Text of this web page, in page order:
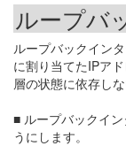
ループバ
ループバックイン
に割り当てたIPア
層の状態に依存し
■ ループバックイ
うにします。